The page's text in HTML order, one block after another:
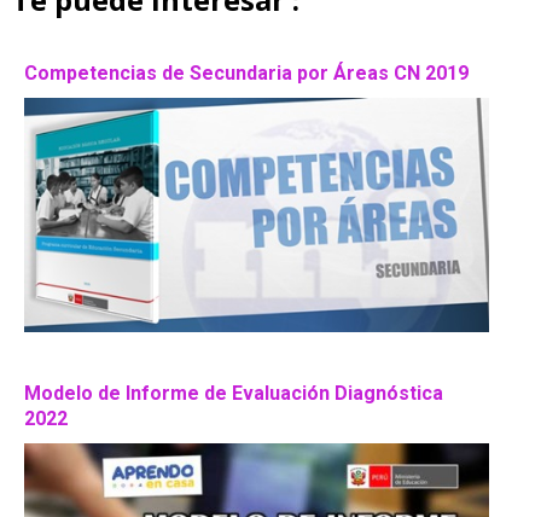
Competencias de Secundaria por Áreas CN 2019
Modelo de Informe de Evaluación Diagnóstica
2022